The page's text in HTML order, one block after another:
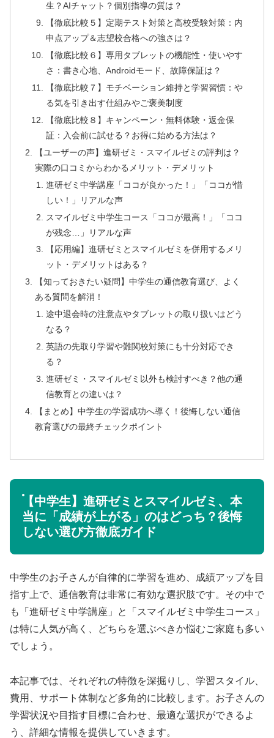
生？AIチャット？個別指導の質は？
【徹底比較５】定期テスト対策と高校受験対策：内
申点アップ＆志望校合格への強さは？
【徹底比較６】専用タブレットの機能性・使いやす
さ：書き心地、Androidモード、故障保証は？
【徹底比較７】モチベーション維持と学習習慣：や
る気を引き出す仕組みやご褒美制度
【徹底比較８】キャンペーン・無料体験・返金保
証：入会前に試せる？お得に始める方法は？
【ユーザーの声】進研ゼミ・スマイルゼミの評判は？
実際の口コミからわかるメリット・デメリット
進研ゼミ中学講座「ココが良かった！」「ココが惜
しい！」リアルな声
スマイルゼミ中学生コース「ココが最高！」「ココ
が残念…」リアルな声
【応用編】進研ゼミとスマイルゼミを併用するメリ
ット・デメリットはある？
【知っておきたい疑問】中学生の通信教育選び、よく
ある質問を解消！
途中退会時の注意点やタブレットの取り扱いはどう
なる？
英語の先取り学習や難関校対策にも十分対応でき
る？
進研ゼミ・スマイルゼミ以外も検討すべき？他の通
信教育との違いは？
【まとめ】中学生の学習成功へ導く！後悔しない通信
教育選びの最終チェックポイント
【中学生】進研ゼミとスマイルゼミ、本
当に「成績が上がる」のはどっち？後悔
しない選び方徹底ガイド
中学生のお子さんが自律的に学習を進め、成績アップを目
指す上で、通信教育は非常に有効な選択肢です。その中で
も「進研ゼミ中学講座」と「スマイルゼミ中学生コース」
は特に人気が高く、どちらを選ぶべきか悩むご家庭も多い
でしょう。
本記事では、それぞれの特徴を深掘りし、学習スタイル、
費用、サポート体制など多角的に比較します。お子さんの
学習状況や目指す目標に合わせ、最適な選択ができるよ
う、詳細な情報を提供していきます。